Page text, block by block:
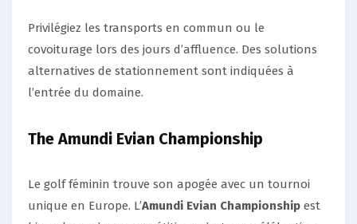
Privilégiez les transports en commun ou le
covoiturage lors des jours d’affluence. Des solutions
alternatives de stationnement sont indiquées à
l’entrée du domaine.
The Amundi Evian Championship
Le golf féminin trouve son apogée avec un tournoi
unique en Europe. L’Amundi Evian Championship est